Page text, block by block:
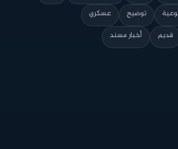
توضيح
عسكري
قديم أخبار مسند